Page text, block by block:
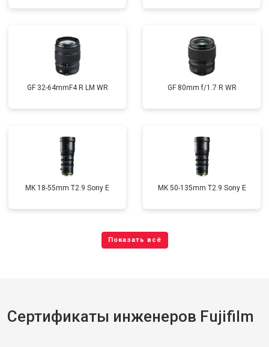
GF 32-64mmF4 R LM WR GF 80mm f/1.7 R WR
MK 18-55mm T2.9 Sony E MK 50-135mm T2.9 Sony E
Сертификаты инженеров Fujifilm